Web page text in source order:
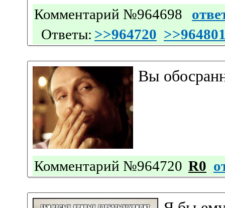
Комментарий №964698
Ответы: >>964720
Вы
Комментарий №964720 R0